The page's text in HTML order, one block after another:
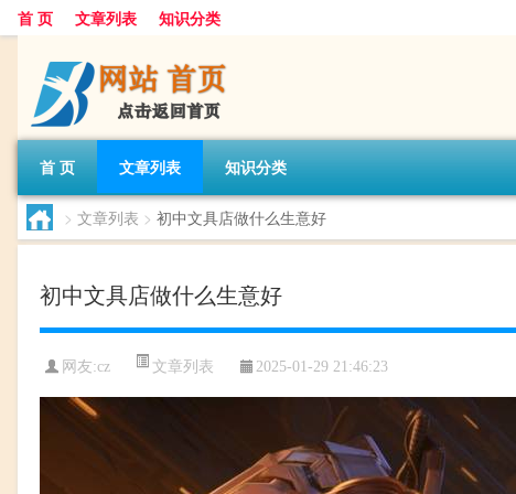
首 页 文章列表 知识分类
首 页 文章列表 知识分类
> 文章列表 > 初中文具店做什么生意好
初中文具店做什么生意好
网友:cz 文章列表 2025-01-29 21:46:23